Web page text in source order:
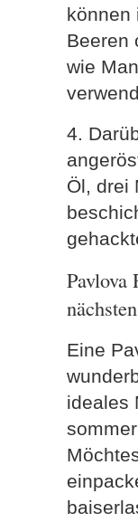
können
Beeren
wie
4.
Öl, drei
Pavlova
Eine
ideales